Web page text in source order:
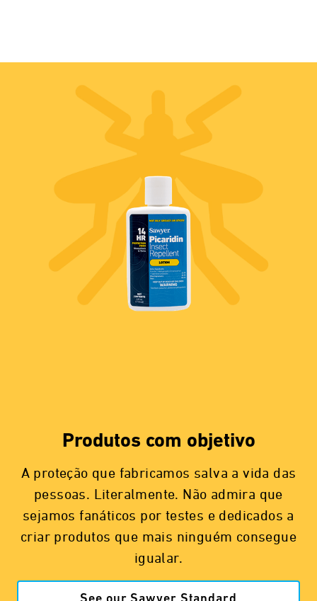
Produtos com objetivo
A proteção que fabricamos salva a vida das
pessoas. Literalmente. Não admira que
sejamos fanáticos por testes e dedicados a
criar produtos que mais ninguém consegue
igualar.